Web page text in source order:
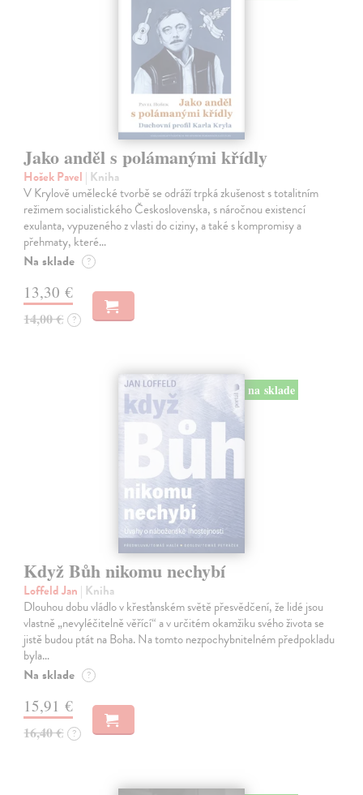
Jako anděl s polámanými křídly
Hošek Pavel | Kniha
V Krylově umělecké tvorbě se odráží trpká zkušenost s totalitním
režimem socialistického Československa, s náročnou existencí
exulanta, vypuzeného z vlasti do ciziny, a také s kompromisy a
přehmaty, které…
Na sklade ?
13,30 €
14,00 € ?
na sklade
Když Bůh nikomu nechybí
Loffeld Jan | Kniha
Dlouhou dobu vládlo v křesťanském světě přesvědčení, že lidé jsou
vlastně „nevyléčitelně věřící“ a v určitém okamžiku svého života se
jistě budou ptát na Boha. Na tomto nezpochybnitelném předpokladu
byla…
Na sklade ?
15,91 €
16,40 € ?